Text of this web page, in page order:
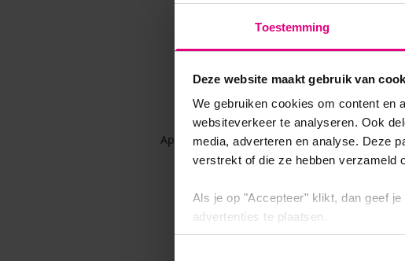
Toestemming
Deze website maakt gebruik van
We gebruiken cookies om content en
websiteverkeer te analyseren. Ook
media, adverteren en analyse. Deze
verstrekt of die ze hebben verzameld
Als je op "Accepteer" klikt, dan geef
advertenties te plaatsen.
Application error: a client-side exception has